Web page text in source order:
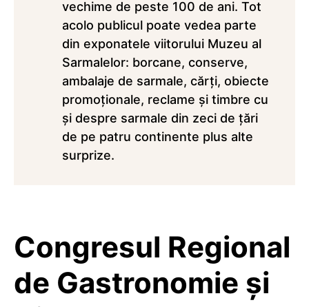
vechime de peste 100 de ani. Tot
acolo publicul poate vedea parte
din exponatele viitorului Muzeu al
Sarmalelor: borcane, conserve,
ambalaje de sarmale, cărți, obiecte
promoționale, reclame și timbre cu
și despre sarmale din zeci de țări
de pe patru continente plus alte
surprize.
Congresul Regional
de Gastronomie și